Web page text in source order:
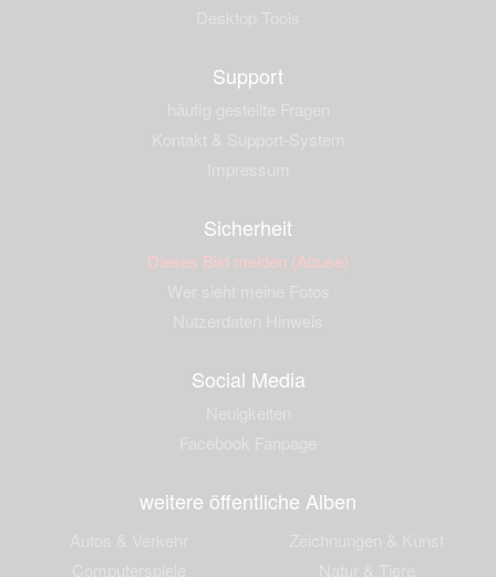
Support
Sicherheit
Dieses Bild melden (Abuse)
Social Media
weitere öffentliche Alben